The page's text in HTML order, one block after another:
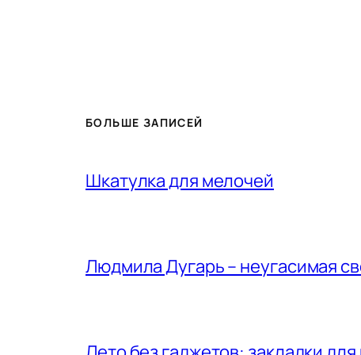
БОЛЬШЕ ЗАПИСЕЙ
Шкатулка для мелочей
Людмила Дугарь – неугасимая